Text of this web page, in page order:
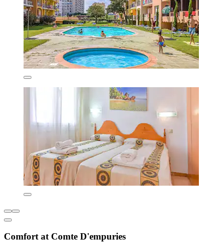
Comfort at Comte D'empuries